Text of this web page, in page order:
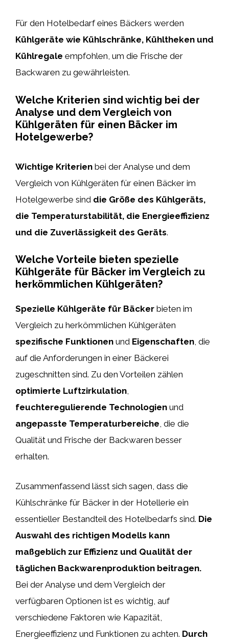
Für den Hotelbedarf eines Bäckers werden
Kühlgeräte wie Kühlschränke, Kühltheken und
Kühlregale empfohlen, um die Frische der
Backwaren zu gewährleisten.
Welche Kriterien sind wichtig bei der
Analyse und dem Vergleich von
Kühlgeräten für einen Bäcker im
Hotelgewerbe?
Wichtige Kriterien bei der Analyse und dem
Vergleich von Kühlgeräten für einen Bäcker im
Hotelgewerbe sind die Größe des Kühlgeräts,
die Temperaturstabilität, die Energieeffizienz
und die Zuverlässigkeit des Geräts.
Welche Vorteile bieten spezielle
Kühlgeräte für Bäcker im Vergleich zu
herkömmlichen Kühlgeräten?
Spezielle Kühlgeräte für Bäcker bieten im
Vergleich zu herkömmlichen Kühlgeräten
spezifische Funktionen und Eigenschaften, die
auf die Anforderungen in einer Bäckerei
zugeschnitten sind. Zu den Vorteilen zählen
optimierte Luftzirkulation,
feuchteregulierende Technologien und
angepasste Temperaturbereiche, die die
Qualität und Frische der Backwaren besser
erhalten.
Zusammenfassend lässt sich sagen, dass die
Kühlschränke für Bäcker in der Hotellerie ein
essentieller Bestandteil des Hotelbedarfs sind. Die
Auswahl des richtigen Modells kann
maßgeblich zur Effizienz und Qualität der
täglichen Backwarenproduktion beitragen.
Bei der Analyse und dem Vergleich der
verfügbaren Optionen ist es wichtig, auf
verschiedene Faktoren wie Kapazität,
Energieeffizienz und Funktionen zu achten. Durch